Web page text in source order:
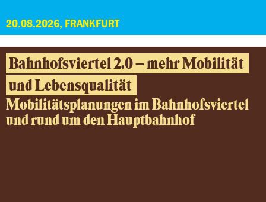
20.08.2026, FRANKFURT
Bahnhofsviertel 2.0 – mehr Mobilität
und Lebensqualität
Mobilitätsplanungen im Bahnhofsviertel
und rund um den Hauptbahnhof